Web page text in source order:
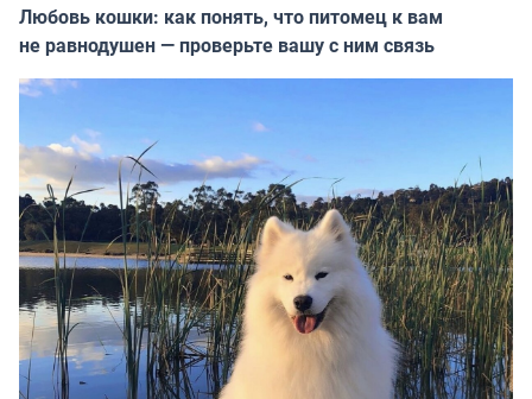
Любовь кошки: как понять, что питомец к вам
не равнодушен — проверьте вашу с ним связь